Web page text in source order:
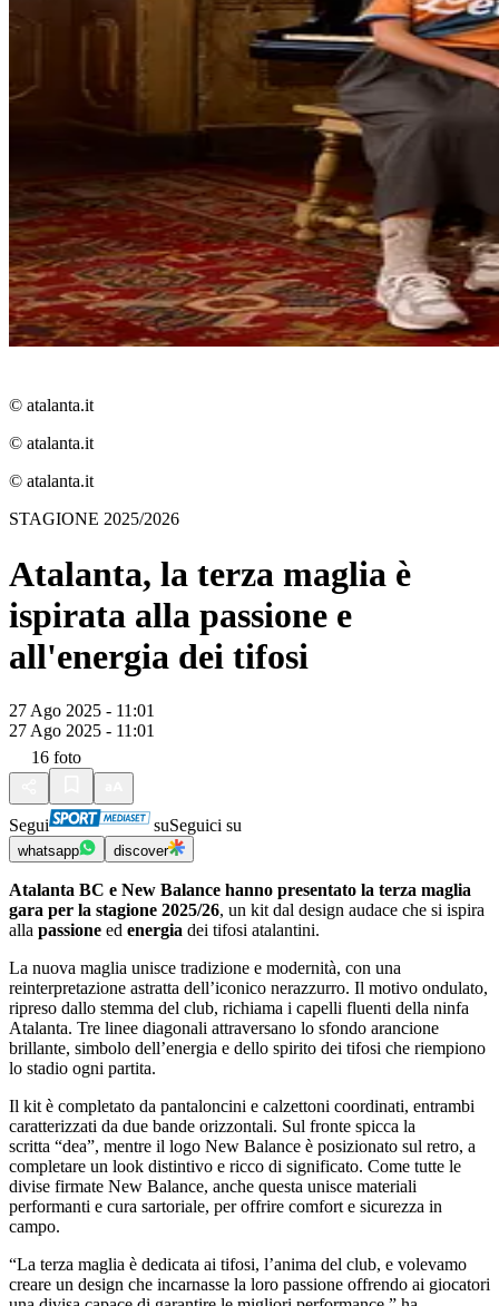
© atalanta.it
© atalanta.it
© atalanta.it
STAGIONE 2025/2026
Atalanta, la terza maglia è
ispirata alla passione e
all'energia dei tifosi
27 Ago 2025 - 11:01
27 Ago 2025 - 11:01
16 foto
Segui suSeguici su
whatsapp discover
Atalanta BC e New Balance hanno presentato la terza maglia
gara per la stagione 2025/26, un kit dal design audace che si ispira
alla passione ed energia dei tifosi atalantini.
La nuova maglia unisce tradizione e modernità, con una
reinterpretazione astratta dell’iconico nerazzurro. Il motivo ondulato,
ripreso dallo stemma del club, richiama i capelli fluenti della ninfa
Atalanta. Tre linee diagonali attraversano lo sfondo arancione
brillante, simbolo dell’energia e dello spirito dei tifosi che riempiono
lo stadio ogni partita.
Il kit è completato da pantaloncini e calzettoni coordinati, entrambi
caratterizzati da due bande orizzontali. Sul fronte spicca la
scritta “dea”, mentre il logo New Balance è posizionato sul retro, a
completare un look distintivo e ricco di significato. Come tutte le
divise firmate New Balance, anche questa unisce materiali
performanti e cura sartoriale, per offrire comfort e sicurezza in
campo.
“La terza maglia è dedicata ai tifosi, l’anima del club, e volevamo
creare un design che incarnasse la loro passione offrendo ai giocatori